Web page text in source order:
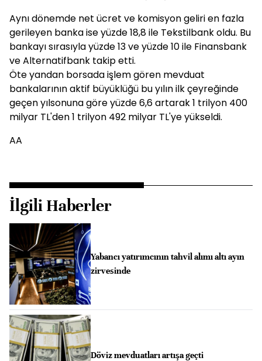
Aynı dönemde net ücret ve komisyon geliri en fazla
gerileyen banka ise yüzde 18,8 ile Tekstilbank oldu. Bu
bankayı sırasıyla yüzde 13 ve yüzde 10 ile Finansbank
ve Alternatifbank takip etti.
Öte yandan borsada işlem gören mevduat
bankalarının aktif büyüklüğü bu yılın ilk çeyreğinde
geçen yılsonuna göre yüzde 6,6 artarak 1 trilyon 400
milyar TL'den 1 trilyon 492 milyar TL'ye yükseldi.
AA
İlgili Haberler
Yabancı yatırımcının tahvil alımı altı ayın
zirvesinde
Döviz mevduatları artışa geçti